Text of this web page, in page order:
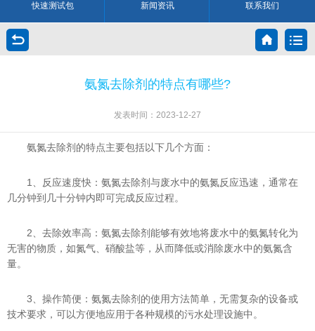
快速测试包 新闻资讯 联系我们
氨氮去除剂的特点有哪些?
发表时间：2023-12-27
氨氮去除剂的特点主要包括以下几个方面：
1、反应速度快：氨氮去除剂与废水中的氨氮反应迅速，通常在
几分钟到几十分钟内即可完成反应过程。
2、去除效率高：氨氮去除剂能够有效地将废水中的氨氮转化为
无害的物质，如氮气、硝酸盐等，从而降低或消除废水中的氨氮含
量。
3、操作简便：氨氮去除剂的使用方法简单，无需复杂的设备或
技术要求，可以方便地应用于各种规模的污水处理设施中。